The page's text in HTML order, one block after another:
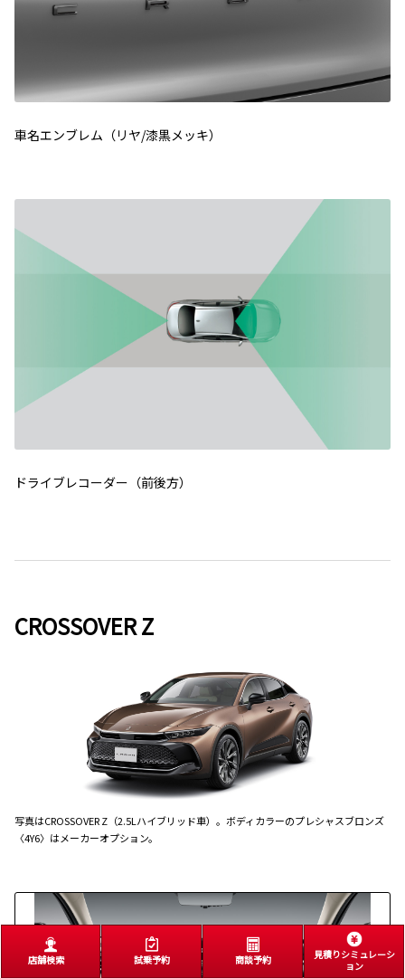
車名エンブレム（リヤ/漆黒メッキ）
ドライブレコーダー（前後方）
CROSSOVER Z
写真はCROSSOVER Z（2.5Lハイブリッド車）。ボディカラーのプレシャスブロンズ
〈4Y6〉はメーカーオプション。
店舗検索 試乗予約 商談予約
見積りシミュレーシ
ョン